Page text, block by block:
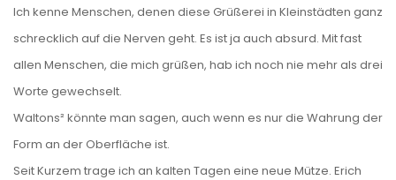
Ich kenne Menschen, denen diese Grüßerei in Kleinstädten ganz
schrecklich auf die Nerven geht. Es ist ja auch absurd. Mit fast
allen Menschen, die mich grüßen, hab ich noch nie mehr als drei
Worte gewechselt.
Waltons² könnte man sagen, auch wenn es nur die Wahrung der
Form an der Oberfläche ist.
Seit Kurzem trage ich an kalten Tagen eine neue Mütze. Erich